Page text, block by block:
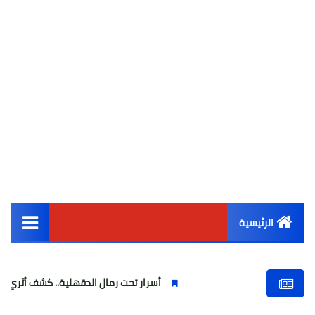
الرئيسية
أخبار مصر
أسرار تحت رمال الدقهلية.. كشف أثري ضخم يوثق آلاف